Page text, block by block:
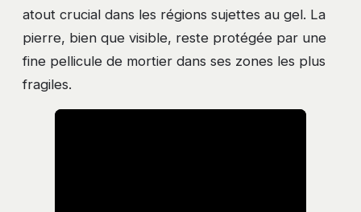
atout crucial dans les régions sujettes au gel. La
pierre, bien que visible, reste protégée par une
fine pellicule de mortier dans ses zones les plus
fragiles.